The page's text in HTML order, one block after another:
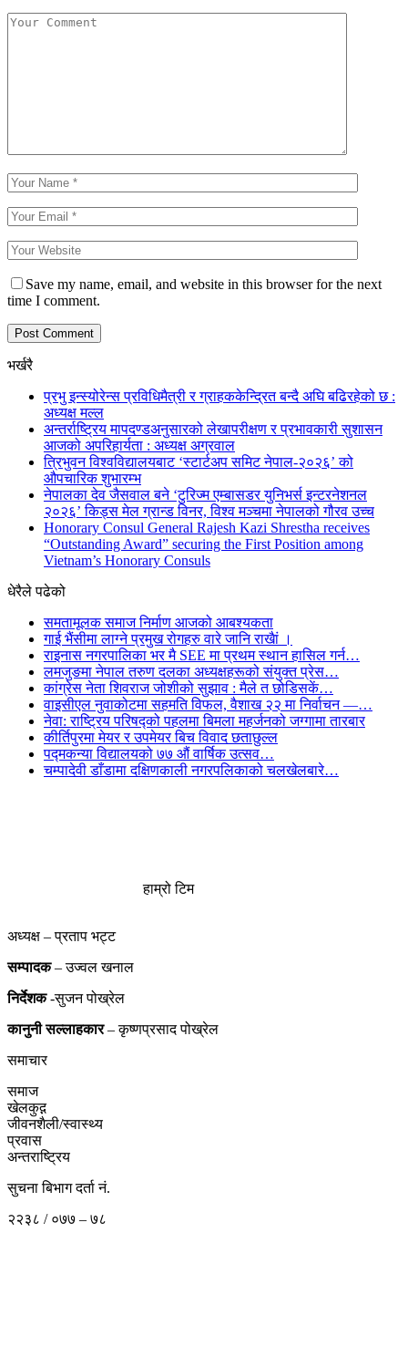
Save my name, email, and website in this browser for the next
time I comment.
भर्खरै
प्रभु इन्स्योरेन्स प्रविधिमैत्री र ग्राहककेन्द्रित बन्दै अघि बढिरहेको छ :
अध्यक्ष मल्ल
अन्तर्राष्ट्रिय मापदण्डअनुसारको लेखापरीक्षण र प्रभावकारी सुशासन
आजको अपरिहार्यता : अध्यक्ष अग्रवाल
त्रिभुवन विश्वविद्यालयबाट ‘स्टार्टअप समिट नेपाल-२०२६’ को
औपचारिक शुभारम्भ
नेपालका देव जैसवाल बने ‘टुरिज्म एम्बासडर युनिभर्स इन्टरनेशनल
२०२६’ किड्स मेल ग्रान्ड विनर, विश्व मञ्चमा नेपालको गौरव उच्च
Honorary Consul General Rajesh Kazi Shrestha receives
“Outstanding Award” securing the First Position among
Vietnam’s Honorary Consuls
धेरैले पढेको
समतामूलक समाज निर्माण आजको आबश्यकता
गाई भैंसीमा लाग्ने प्रमुख रोगहरु वारे जानि राखैां ।
राइनास नगरपालिका भर मै SEE मा प्रथम स्थान हासिल गर्न…
लमजुङमा नेपाल तरुण दलका अध्यक्षहरूको संयुक्त प्रेस…
कांग्रेस नेता शिवराज जोशीको सुझाव : मैले त छोडिसकें…
वाइसीएल नुवाकोटमा सहमति विफल, वैशाख २२ मा निर्वाचन —…
नेवा: राष्ट्रिय परिषद्को पहलमा बिमला महर्जनको जग्गामा तारबार
कीर्तिपुरमा मेयर र उपमेयर बिच विवाद छताछुल्ल
पद्मकन्या विद्यालयको ७७ औं ‌‌वार्षिक ‌उत्सव…
चम्पादेवी डाँडामा दक्षिणकाली नगरपलिकाको चलखेलबारे…
हाम्रो टिम
अध्यक्ष – प्रताप भट्ट
सम्पादक– उज्वल खनाल
निर्देशक-सुजन पोख्रेल
कानुनी सल्लाहकार– कृष्णप्रसाद पोख्रेल
समाचार
समाज
खेलकुद़़
जीवनशैली/स्वास्थ्य
प्रवास
अन्तराष्ट्रिय
सुचना बिभाग दर्ता नं.
२२३८ / ०७७ – ७८